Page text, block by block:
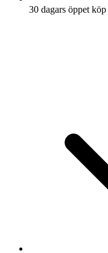
30 dagars öppet köp